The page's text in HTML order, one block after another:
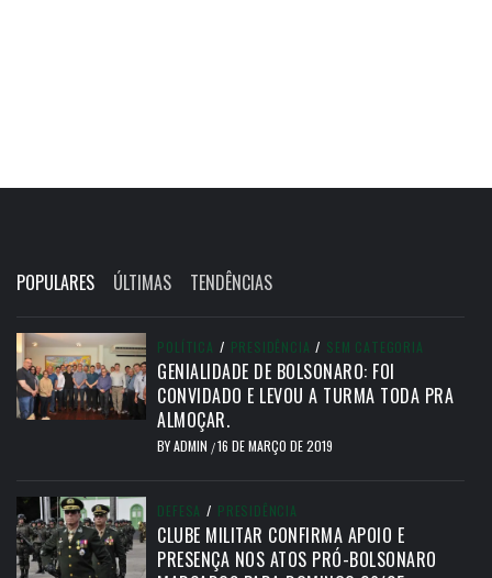
POPULARES ÚLTIMAS TENDÊNCIAS
POLÍTICA / PRESIDÊNCIA / SEM CATEGORIA
GENIALIDADE DE BOLSONARO: FOI
CONVIDADO E LEVOU A TURMA TODA PRA
ALMOÇAR.
BYADMIN /16 DE MARÇO DE 2019
DEFESA / PRESIDÊNCIA
CLUBE MILITAR CONFIRMA APOIO E
PRESENÇA NOS ATOS PRÓ-BOLSONARO